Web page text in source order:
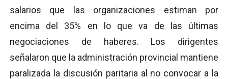
salarios que las organizaciones estiman por
encima del 35% en lo que va de las últimas
negociaciones de haberes. Los dirigentes
señalaron que la administración provincial mantiene
paralizada la discusión paritaria al no convocar a la